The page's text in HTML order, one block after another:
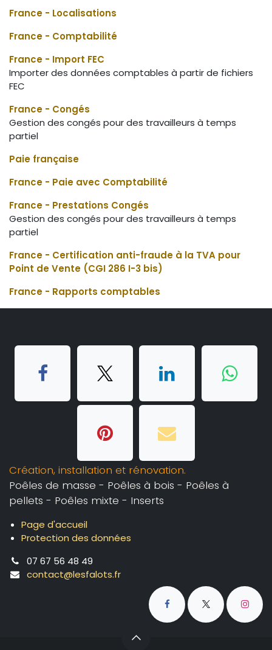
France - Localisations
France - Comptabilité
France - Import FEC
Importer des données comptables à partir de fichiers
FEC
France - Congés
Gestion des congés pour des travailleurs à temps
partiel
Paie française
France - Paie avec Comptabilité
France - Prestations Congés
Gestion des congés pour des travailleurs à temps
partiel
France - Certification anti-fraude à la TVA pour
Point de Vente (CGI 286 I-3 bis)
France - Rapports comptables
Création, installation et rénovation.
Poêles de masse - Poêles à bois - Poêles à
pellets - Poêles mixte - Inserts
Page d'accueil
Protection des données
07 67 56 48 49
contact@lesfalots.fr